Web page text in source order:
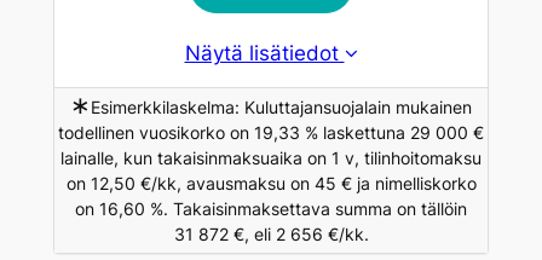
Näytä lisätiedot
∗ Esimerkkilaskelma: Kuluttajansuojalain mukainen
todellinen vuosikorko on 19,33 % laskettuna 29 000 €
lainalle, kun takaisinmaksuaika on 1 v, tilinhoitomaksu
on 12,50 €/kk, avausmaksu on 45 € ja nimelliskorko
on 16,60 %. Takaisinmaksettava summa on tällöin
31 872 €, eli 2 656 €/kk.